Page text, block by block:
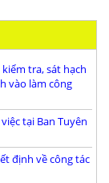
tra, sát hạch
vào làm công
tại Ban Tuyên
định về công tác